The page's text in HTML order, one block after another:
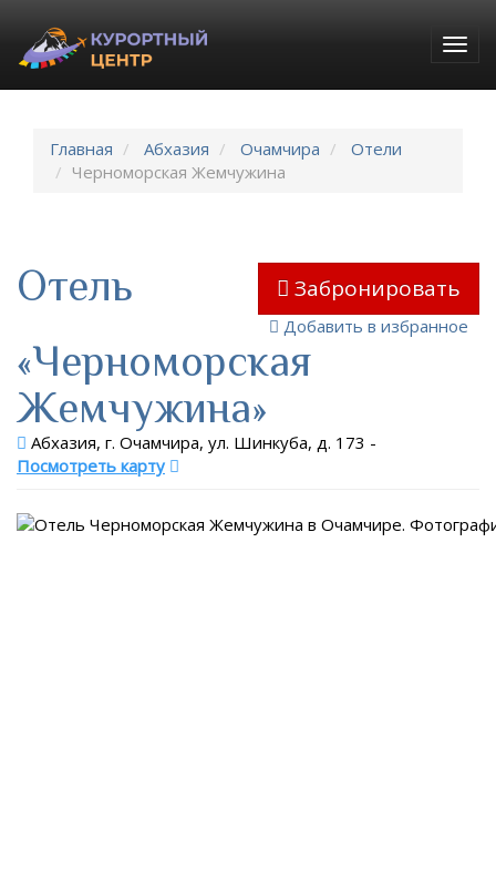
Главная Абхазия Очамчира
Отели
Черноморская Жемчужина
Забронировать
Добавить в избранное
Отель
«Черноморская
Жемчужина»
Абхазия, г. Очамчира, ул. Шинкуба, д. 173 -
Посмотреть карту